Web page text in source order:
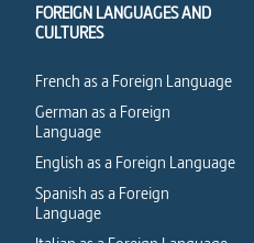
FOREIGN LANGUAGES AND
CULTURES
French as a Foreign Language
German as a Foreign
Language
English as a Foreign Language
Spanish as a Foreign
Language